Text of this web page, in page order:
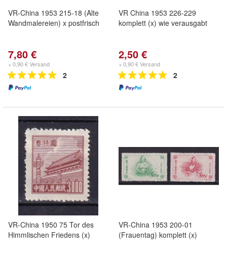
VR-China 1953 215-18 (Alte
Wandmalereien) x postfrisch
7,80 €
+ 0,90 € Versand
2
VR China 1953 226-229
komplett (x) wie verausgabt
2,50 €
+ 0,90 € Versand
2
VR-China 1950 75 Tor des
Himmlischen Friedens (x)
VR-China 1953 200-01
(Frauentag) komplett (x)